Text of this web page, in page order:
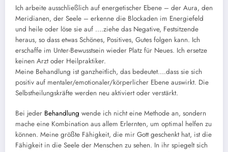
Ich arbeite ausschließlich auf energetischer Ebene – der Aura, den
Meridianen, der Seele – erkenne die Blockaden im Energiefeld
und heile oder löse sie auf ….ziehe das Negative, Festsitzende
heraus, so dass etwas Schönes, Positives, Gutes folgen kann. Ich
erschaffe im Unter-Bewusstsein wieder Platz für Neues. Ich ersetze
keinen Arzt oder Heilpraktiker.
Meine Behandlung ist ganzheitlich, das bedeutet….dass sie sich
positiv auf mentaler/emotionaler/körperlicher Ebene auswirkt. Die
Selbstheilungskräfte werden neu aktiviert oder verstärkt.
Bei jeder Behandlung wende ich nicht eine Methode an, sondern
mache eine Kombination aus allem Erlernten, um optimal helfen zu
können. Meine größte Fähigkeit, die mir Gott geschenkt hat, ist die
Fähigkeit in die Seele der Menschen zu sehen. In ihr spiegelt sich